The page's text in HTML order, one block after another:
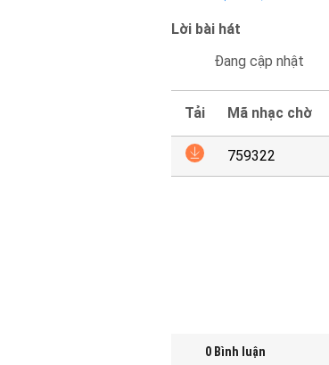
Lời bài hát
Đang cập nhật
Tải Mã nhạc chờ
759322
0 Bình luận